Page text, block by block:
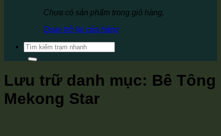
Chưa có sản phẩm trong giỏ hàng.
Quay trở lại cửa hàng
Tìm
kiếm:
Lưu trữ danh mục: Bê Tông
Mekong Star